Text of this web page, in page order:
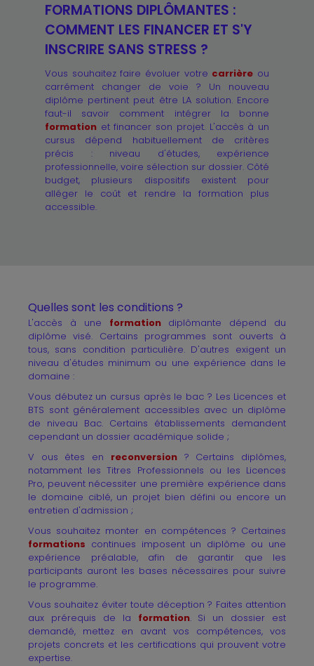
FORMATIONS DIPLÔMANTES :
COMMENT LES FINANCER ET S'Y
INSCRIRE SANS STRESS ?
Vous souhaitez faire évoluer votre carrière ou
carrément changer de voie ? Un nouveau
diplôme pertinent peut être LA solution. Encore
faut-il savoir comment intégrer la bonne
formation et financer son projet. L'accès à un
cursus dépend habituellement de critères
précis : niveau d'études, expérience
professionnelle, voire sélection sur dossier. Côté
budget, plusieurs dispositifs existent pour
alléger le coût et rendre la formation plus
accessible.
Quelles sont les conditions ?
L'accès à une formationdiplômante dépend du
diplôme visé. Certains programmes sont ouverts à
tous, sans condition particulière. D'autres exigent un
niveau d'études minimum ou une expérience dans le
domaine :
Vous débutez un cursus après le bac ? Les Licences et
BTS sont généralement accessibles avec un diplôme
de niveau Bac. Certains établissements demandent
cependant un dossier académique solide ;
V ous êtes en reconversion? Certains diplômes,
notamment les Titres Professionnels ou les Licences
Pro, peuvent nécessiter une première expérience dans
le domaine ciblé, un projet bien défini ou encore un
entretien d'admission ;
Vous souhaitez monter en compétences ? Certaines
formations continues imposent un diplôme ou une
expérience préalable, afin de garantir que les
participants auront les bases nécessaires pour suivre
le programme.
Vous souhaitez éviter toute déception ? Faites attention
aux prérequis de la formation. Si un dossier est
demandé, mettez en avant vos compétences, vos
projets concrets et les certifications qui prouvent votre
expertise.